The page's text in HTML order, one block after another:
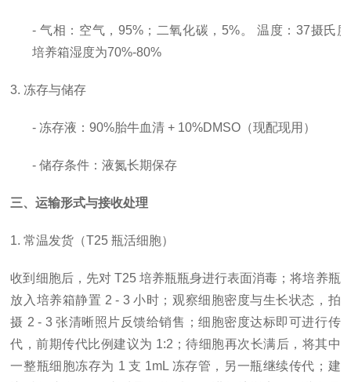
- 气相：空气，95%；二氧化碳，5%。 温度：37摄氏
培养箱湿度为70%-80%
3. 冻存与储存
- 冻存液：90%胎牛血清 + 10%DMSO（现配现用）
- 储存条件：液氮长期保存
三、运输形式与接收处理
1. 常温发货（T25 瓶活细胞）
收到细胞后，先对 T25 培养瓶瓶身进行表面消毒；将培养瓶
放入培养箱静置 2 - 3 小时；观察细胞密度与生长状态，拍
摄 2 - 3 张清晰照片反馈给销售；细胞密度达标即可进行传
代，前期传代比例建议为 1:2；待细胞再次长满后，将其中
一整瓶细胞冻存为 1 支 1mL 冻存管，另一瓶继续传代；建